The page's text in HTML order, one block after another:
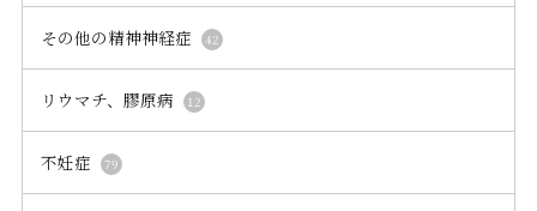
その他の精神神経症 42
リウマチ、膠原病 12
不妊症 79